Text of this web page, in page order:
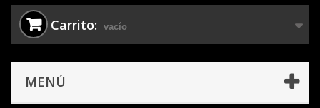
Carrito: vacío
MENÚ